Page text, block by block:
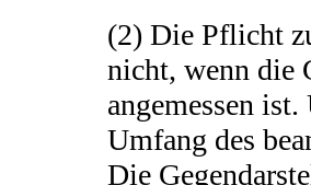
(2) Die Pflicht
nicht, wenn die
angemessen
Umfang des
Die